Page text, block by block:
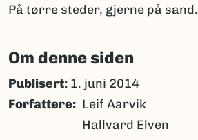
På tørre steder, gjerne på sand.
Om denne siden
Publisert: 1. juni 2014
Forfattere
Leif Aarvik
Hallvard Elven